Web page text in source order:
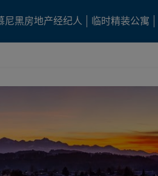
尼黑房地产经纪人 临时精装公寓